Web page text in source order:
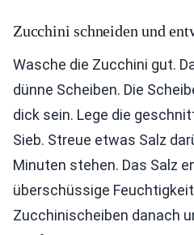
Zucchini schneiden und
Wasche die Zucchini gut.
dünne Scheiben. Die
dick sein. Lege die
Sieb. Streue etwas Salz
Minuten stehen. Das Salz
überschüssige
Zucchinischeiben danach